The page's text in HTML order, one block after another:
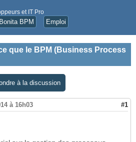
et IT Pro
BPM Emploi
que le BPM (Business Process
à la discussion
à 16h03 #1